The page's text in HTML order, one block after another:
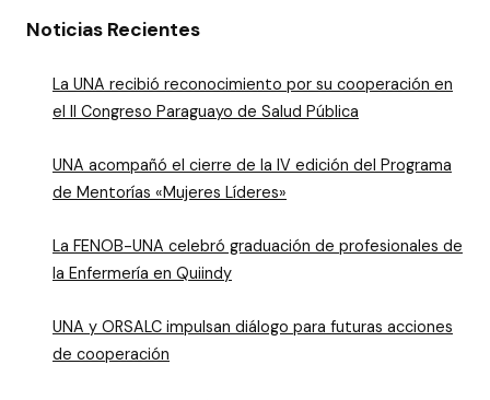
Noticias Recientes
La UNA recibió reconocimiento por su cooperación en
el II Congreso Paraguayo de Salud Pública
UNA acompañó el cierre de la IV edición del Programa
de Mentorías «Mujeres Líderes»
La FENOB-UNA celebró graduación de profesionales de
la Enfermería en Quiindy
UNA y ORSALC impulsan diálogo para futuras acciones
de cooperación